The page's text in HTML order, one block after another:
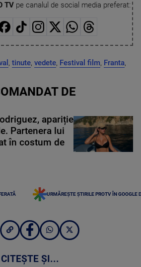
TVpe canalul de social media preferat:
, tinute, vedete, Festival film, Franta,
DE
apariție
Partenera lui
în costum de
URMĂREȘTE ȘTIRILE PROTV ÎN GOOGLE
CITEȘTE ȘI...